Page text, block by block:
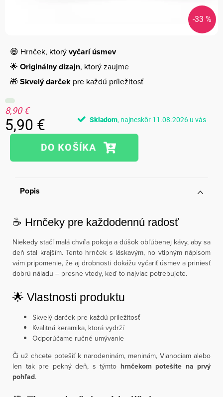
-33 %
😄 Hrnček, ktorývyčarí úsmev
🌟 Originálny dizajn, ktorý zaujme
🎁 Skvelý darček pre každú príležitosť
8,90 €
5,90 €
Jednotková
Skladom 11.08.2026
Popis
☕ Hrnčeky pre každodennú radosť
Niekedy stačí malá chvíľa pokoja a dúšok obľúbenej kávy, aby sa
deň stal krajším. Tento hrnček s láskavým, no vtipným nápisom
vám pripomenie, že aj drobnosti dokážu vyčariť úsmev a priniesť
dobrú náladu – presne vtedy, keď to najviac potrebujete.
🌟 Vlastnosti produktu
Skvelý darček pre každú príležitosť
Kvalitná keramika, ktorá vydrží
Odporúčame ručné umývanie
Či už chcete potešiť k narodeninám, meninám, Vianociam alebo
len tak pre pekný deň, s týmto hrnčekom potešíte na prvý
pohľad.